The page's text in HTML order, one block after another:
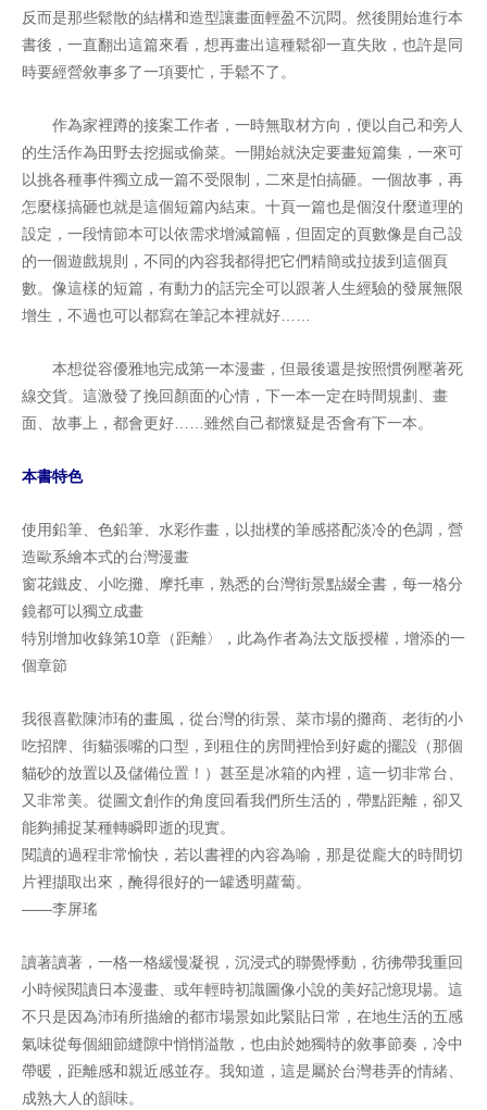
反而是那些鬆散的結構和造型讓畫面輕盈不沉悶。然後開始進行本
書後，一直翻出這篇來看，想再畫出這種鬆卻一直失敗，也許是同
時要經營敘事多了一項要忙，手鬆不了。
作為家裡蹲的接案工作者，一時無取材方向，便以自己和旁人
的生活作為田野去挖掘或偷菜。一開始就決定要畫短篇集，一來可
以挑各種事件獨立成一篇不受限制，二來是怕搞砸。一個故事，再
怎麼樣搞砸也就是這個短篇內結束。十頁一篇也是個沒什麼道理的
設定，一段情節本可以依需求增減篇幅，但固定的頁數像是自己設
的一個遊戲規則，不同的內容我都得把它們精簡或拉拔到這個頁
數。像這樣的短篇，有動力的話完全可以跟著人生經驗的發展無限
增生，不過也可以都寫在筆記本裡就好……
本想從容優雅地完成第一本漫畫，但最後還是按照慣例壓著死
線交貨。這激發了挽回顏面的心情，下一本一定在時間規劃、畫
面、故事上，都會更好……雖然自己都懷疑是否會有下一本。
本書特色
使用鉛筆、色鉛筆、水彩作畫，以拙樸的筆感搭配淡冷的色調，營
造歐系繪本式的台灣漫畫
窗花鐵皮、小吃攤、摩托車，熟悉的台灣街景點綴全書，每一格分
鏡都可以獨立成畫
特別增加收錄第10章（距離〉，此為作者為法文版授權，增添的一
個章節
我很喜歡陳沛珛的畫風，從台灣的街景、菜市場的攤商、老街的小
吃招牌、街貓張嘴的口型，到租住的房間裡恰到好處的擺設（那個
貓砂的放置以及儲備位置！）甚至是冰箱的內裡，這一切非常台、
又非常美。從圖文創作的角度回看我們所生活的，帶點距離，卻又
能夠捕捉某種轉瞬即逝的現實。
閱讀的過程非常愉快，若以書裡的內容為喻，那是從龐大的時間切
片裡擷取出來，醃得很好的一罐透明蘿蔔。
――李屏瑤
讀著讀著，一格一格緩慢凝視，沉浸式的聯覺悸動，彷彿帶我重回
小時候閱讀日本漫畫、或年輕時初識圖像小說的美好記憶現場。這
不只是因為沛珛所描繪的都市場景如此緊貼日常，在地生活的五感
氣味從每個細節縫隙中悄悄溢散，也由於她獨特的敘事節奏，冷中
帶暖，距離感和親近感並存。我知道，這是屬於台灣巷弄的情緒、
成熟大人的韻味。